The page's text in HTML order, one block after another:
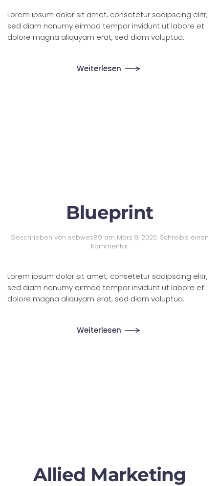
Lorem ipsum dolor sit amet, consetetur sadipscing elitr,
sed diam nonumy eirmod tempor invidunt ut labore et
dolore magna aliquyam erat, sed diam voluptua.
Weiterlesen
Blueprint
Geschrieben von sebwes89 am März 9, 2020. Schreibe einen
Kommentar
Lorem ipsum dolor sit amet, consetetur sadipscing elitr,
sed diam nonumy eirmod tempor invidunt ut labore et
dolore magna aliquyam erat, sed diam voluptua.
Weiterlesen
Allied Marketing